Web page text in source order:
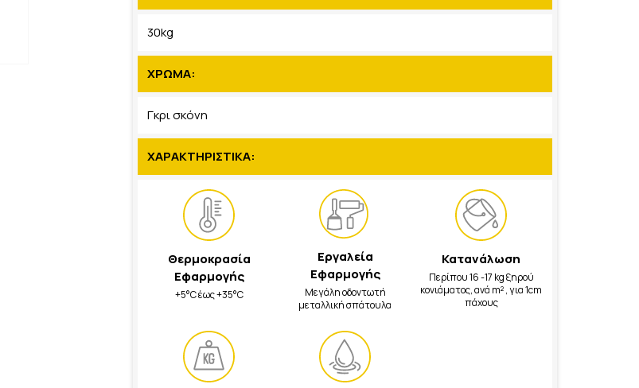
30kg
ΧΡΩΜΑ:
Γκρι σκόνη
ΧΑΡΑΚΤΗΡΙΣΤΙΚΑ:
Θερμοκρασία
Εφαρμογής
+5°C έως +35°C
Εργαλεία
Εφαρμογής
Μεγάλη οδοντωτή
μεταλλική σπάτουλα
Κατανάλωση
Περίπου 16 -17 kg ξηρού
κονιάματος, ανά m², για 1cm
πάχους